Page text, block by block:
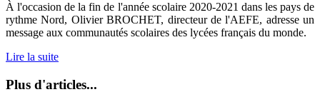
À l'occasion de la fin de l'année scolaire 2020-2021 dans les pays de
rythme Nord, Olivier BROCHET, directeur de l'AEFE, adresse un
message aux communautés scolaires des lycées français du monde.
Lire la suite
Plus d'articles...